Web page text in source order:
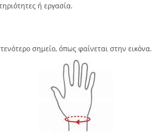
ή εργασία.
σημείο, όπως φαίνεται στην εικόνα.